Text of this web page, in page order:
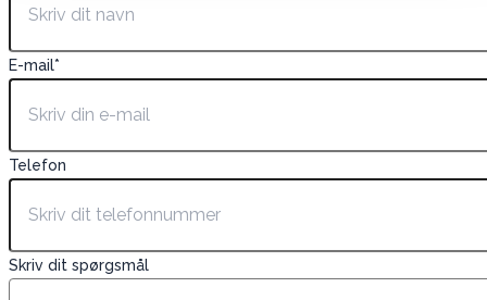
E-mail*
Telefon
Skriv dit spørgsmål